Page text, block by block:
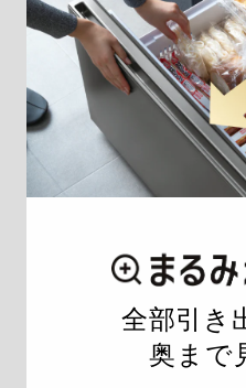
全部引き
奥まで